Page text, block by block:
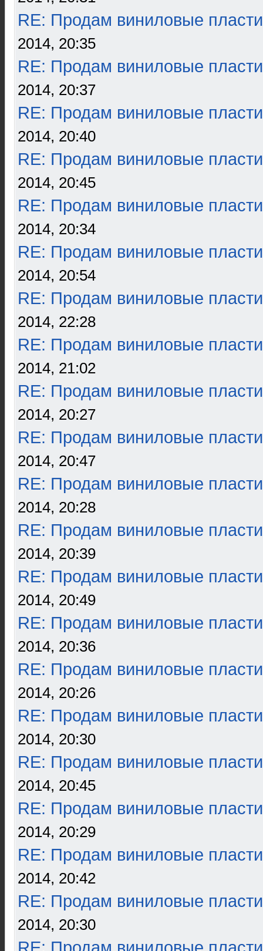
RE: Продам виниловые
2014, 20:35
RE: Продам виниловые
2014, 20:37
RE: Продам виниловые
2014, 20:40
RE: Продам виниловые
2014, 20:45
RE: Продам виниловые
2014, 20:34
RE: Продам виниловые
2014, 20:54
RE: Продам виниловые
2014, 22:28
RE: Продам виниловые
2014, 21:02
RE: Продам виниловые
2014, 20:27
RE: Продам виниловые
2014, 20:47
RE: Продам виниловые
2014, 20:28
RE: Продам виниловые
2014, 20:39
RE: Продам виниловые
2014, 20:49
RE: Продам виниловые
2014, 20:36
RE: Продам виниловые
2014, 20:26
RE: Продам виниловые
2014, 20:30
RE: Продам виниловые
2014, 20:45
RE: Продам виниловые
2014, 20:29
RE: Продам виниловые
2014, 20:42
RE: Продам виниловые
2014, 20:30